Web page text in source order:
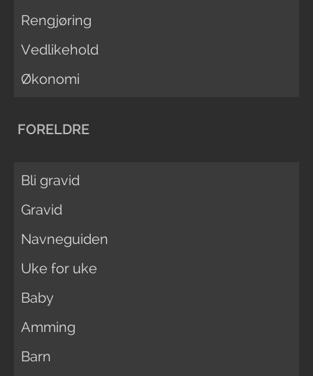
Rengjøring
Vedlikehold
Økonomi
FORELDRE
Bli gravid
Gravid
Navneguiden
Uke for uke
Baby
Amming
Barn